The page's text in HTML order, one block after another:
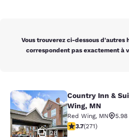
Vous trouverez ci-dessous d'autres
correspondent pas exactement à
Country Inn &
28
Country Inn &
Wing, MN
Red Wing, MN
3.69 étoiles. Bien.
3.7(271)